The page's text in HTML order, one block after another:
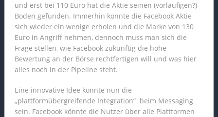
und erst bei 110 Euro hat die Aktie seinen (vorläufigen?)
Boden gefunden. Immerhin konnte die Facebook Aktie
sich wieder ein wenige erholen und die Marke von 130
Euro in Angriff nehmen, dennoch muss man sich die
Frage stellen, wie Facebook zukünftig die hohe
Bewertung an der Börse rechtfertigen will und was hier
alles noch in der Pipeline steht.
Eine innovative Idee könnte nun die
„plattformübergreifende Integration“ beim Messaging
sein. Facebook könnte die Nutzer über alle Plattformen